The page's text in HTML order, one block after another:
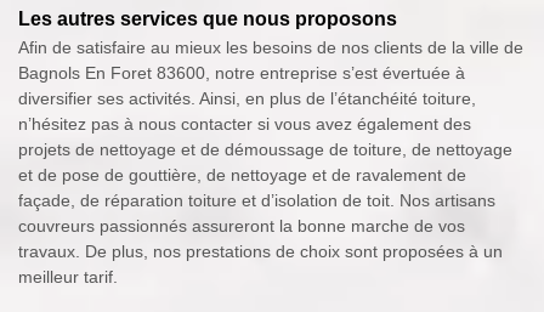
Les autres services que nous proposons
Afin de satisfaire au mieux les besoins de nos clients de la ville de
Bagnols En Foret 83600, notre entreprise s’est évertuée à
diversifier ses activités. Ainsi, en plus de l’étanchéité toiture,
n’hésitez pas à nous contacter si vous avez également des
projets de nettoyage et de démoussage de toiture, de nettoyage
et de pose de gouttière, de nettoyage et de ravalement de
façade, de réparation toiture et d’isolation de toit. Nos artisans
couvreurs passionnés assureront la bonne marche de vos
travaux. De plus, nos prestations de choix sont proposées à un
meilleur tarif.